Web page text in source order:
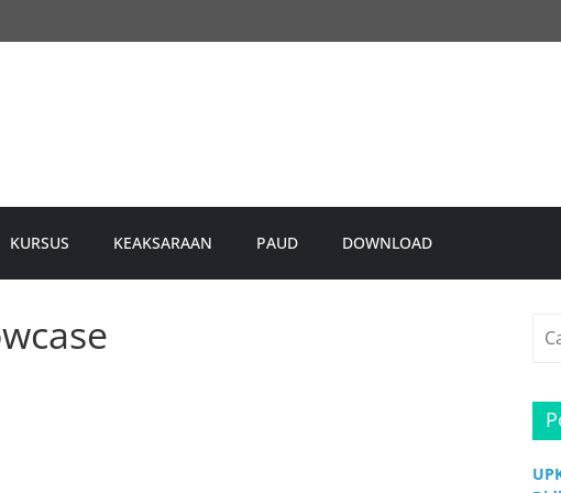
KURSUS KEAKSARAAN PAUD DOWNLOAD